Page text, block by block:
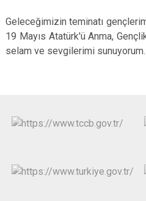
Geleceğimizin teminatı
19 Mayıs Atatürk'ü Anma,
selam ve sevgilerimi sunuyorum.